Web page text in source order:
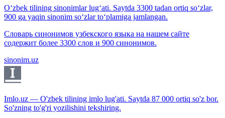
O‘zbek tilining sinonimlar lug‘ati. Saytda 3300 tadan ortiq so‘zlar,
900 ga yaqin sinonim so‘zlar to‘plamiga jamlangan.
Словарь синонимов узбекского языка на нашем сайте
содержит более 3300 слов и 900 синонимов.
sinonim.uz
Imlo.uz — O'zbek tilining imlo lug'ati. Saytda 87 000 ortiq so'z bor.
So'zning to'g'ri yozilishini tekshiring.